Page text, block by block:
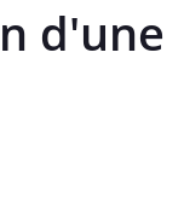
d'une